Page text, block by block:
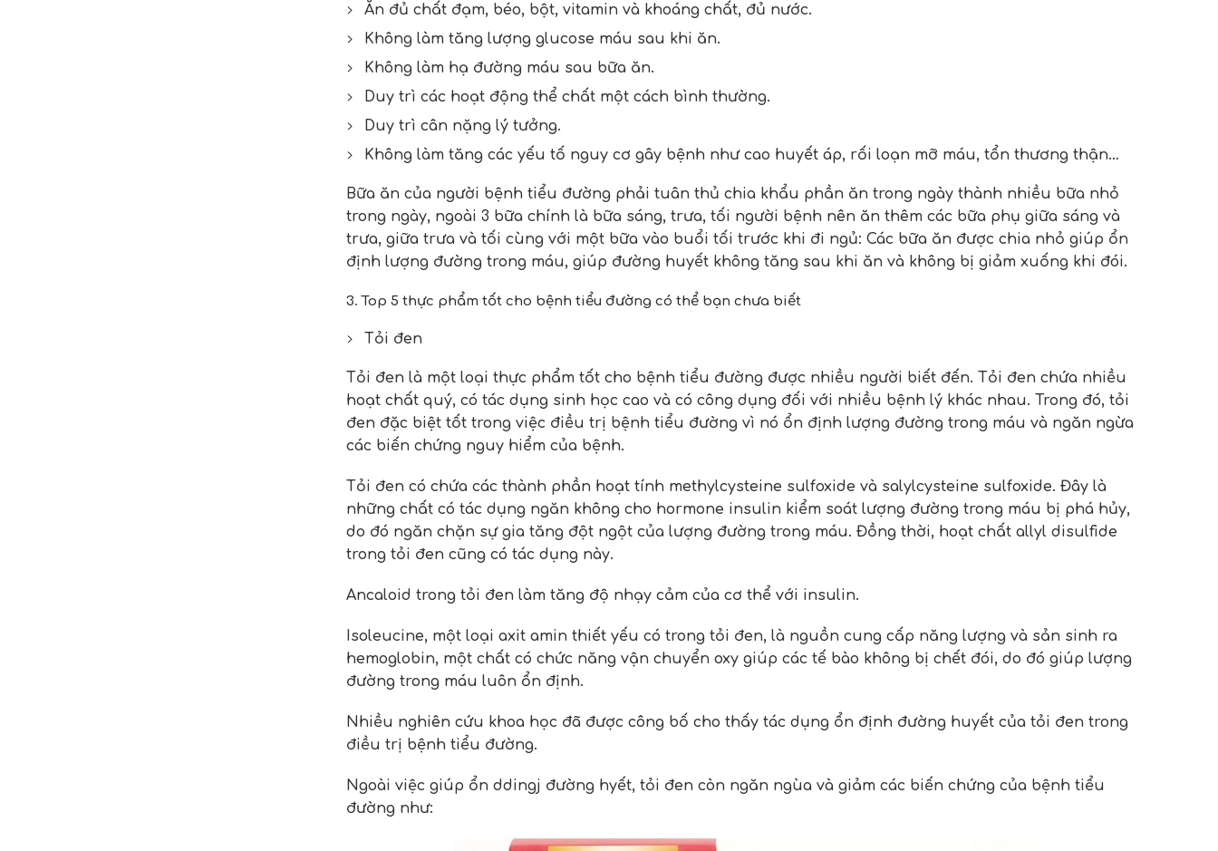
Ăn đủ chất đạm, béo, bột, vitamin và khoáng chất, đủ nước.
Không làm tăng lượng glucose máu sau khi ăn.
Không làm hạ đường máu sau bữa ăn.
Duy trì các hoạt động thể chất một cách bình thường.
Duy trì cân nặng lý tưởng.
Không làm tăng các yếu tố nguy cơ gây bệnh như cao huyết áp, rối loạn mỡ máu, tổn thương thận…
Bữa ăn của người bệnh tiểu đường phải tuân thủ chia khẩu phần ăn trong ngày thành nhiều bữa nhỏ
trong ngày, ngoài 3 bữa chính là bữa sáng, trưa, tối người bệnh nên ăn thêm các bữa phụ giữa sáng và
trưa, giữa trưa và tối cùng với một bữa vào buổi tối trước khi đi ngủ: Các bữa ăn được chia nhỏ giúp ổn
định lượng đường trong máu, giúp đường huyết không tăng sau khi ăn và không bị giảm xuống khi đói.
3. Top 5 thực phẩm tốt cho bệnh tiểu đường có thể bạn chưa biết
Tỏi đen
Tỏi đen là một loại thực phẩm tốt cho bệnh tiểu đường được nhiều người biết đến. Tỏi đen chứa nhiều
hoạt chất quý, có tác dụng sinh học cao và có công dụng đối với nhiều bệnh lý khác nhau. Trong đó, tỏi
đen đặc biệt tốt trong việc điều trị bệnh tiểu đường vì nó ổn định lượng đường trong máu và ngăn ngừa
các biến chứng nguy hiểm của bệnh.
Tỏi đen có chứa các thành phần hoạt tính methylcysteine ​​sulfoxide và salylcysteine ​​sulfoxide. Đây là
những chất có tác dụng ngăn không cho hormone insulin kiểm soát lượng đường trong máu bị phá hủy,
do đó ngăn chặn sự gia tăng đột ngột của lượng đường trong máu. Đồng thời, hoạt chất allyl disulfide
trong tỏi đen cũng có tác dụng này.
Ancaloid trong tỏi đen làm tăng độ nhạy cảm của cơ thể với insulin.
Isoleucine, một loại axit amin thiết yếu có trong tỏi đen, là nguồn cung cấp năng lượng và sản sinh ra
hemoglobin, một chất có chức năng vận chuyển oxy giúp các tế bào không bị chết đói, do đó giúp lượng
đường trong máu luôn ổn định.
Nhiều nghiên cứu khoa học đã được công bố cho thấy tác dụng ổn định đường huyết của tỏi đen trong
điều trị bệnh tiểu đường.
Ngoài việc giúp ổn ddingj đường hyết, tỏi đen còn ngăn ngùa và giảm các biến chứng của bệnh tiểu
đường như: